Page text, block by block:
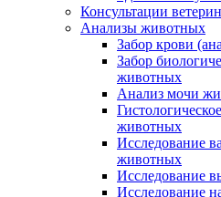
Консультации
Анализы животных
Забор крови
Забор
животных
Анализ мочи
животных
Исследование
животных
Исследование
Исследование